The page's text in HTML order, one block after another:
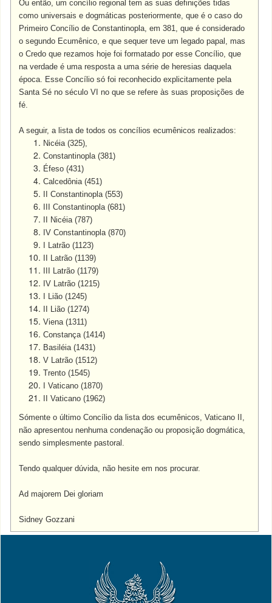
Ou então, um concílio regional tem as suas definições tidas
como universais e dogmáticas posteriormente, que é o caso do
Primeiro Concílio de Constantinopla, em 381, que é considerado
o segundo Ecumênico, e que sequer teve um legado papal, mas
o Credo que rezamos hoje foi formatado por esse Concílio, que
na verdade é uma resposta a uma série de heresias daquela
época. Esse Concílio só foi reconhecido explicitamente pela
Santa Sé no século VI no que se refere às suas proposições de
fé.
A seguir, a lista de todos os concílios ecumênicos realizados:
Nicéia (325),
Constantinopla (381)
Éfeso (431)
Calcedônia (451)
II Constantinopla (553)
III Constantinopla (681)
II Nicéia (787)
IV Constantinopla (870)
I Latrão (1123)
II Latrão (1139)
III Latrão (1179)
IV Latrão (1215)
I Lião (1245)
II Lião (1274)
Viena (1311)
Constança (1414)
Basiléia (1431)
V Latrão (1512)
Trento (1545)
I Vaticano (1870)
II Vaticano (1962)
Sómente o último Concílio da lista dos ecumênicos, Vaticano II,
não apresentou nenhuma condenação ou proposição dogmática,
sendo simplesmente pastoral.
Tendo qualquer dúvida, não hesite em nos procurar.
Ad majorem Dei gloriam
Sidney Gozzani